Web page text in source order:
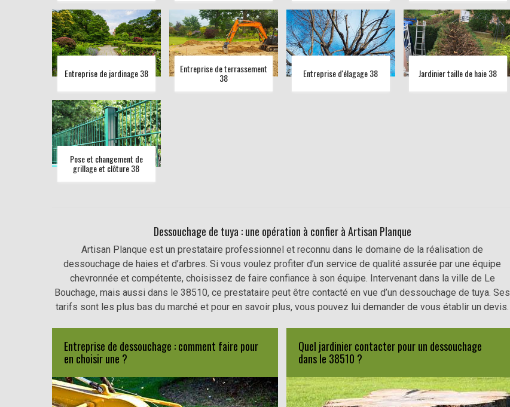
Entreprise de jardinage 38 Entreprise de terrassement
38 Entreprise d'élagage 38 Jardinier taille de haie 38
Pose et changement de
grillage et clôture 38
Dessouchage de tuya : une opération à confier à Artisan Planque
Artisan Planque est un prestataire professionnel et reconnu dans le domaine de la réalisation de
dessouchage de haies et d’arbres. Si vous voulez profiter d’un service de qualité assurée par une équipe
chevronnée et compétente, choisissez de faire confiance à son équipe. Intervenant dans la ville de Le
Bouchage, mais aussi dans le 38510, ce prestataire peut être contacté en vue d’un dessouchage de tuya. Ses
tarifs sont les plus bas du marché et pour en savoir plus, vous pouvez lui demander de vous établir un devis.
Entreprise de dessouchage : comment faire pour
en choisir une ?
Quel jardinier contacter pour un dessouchage
dans le 38510 ?